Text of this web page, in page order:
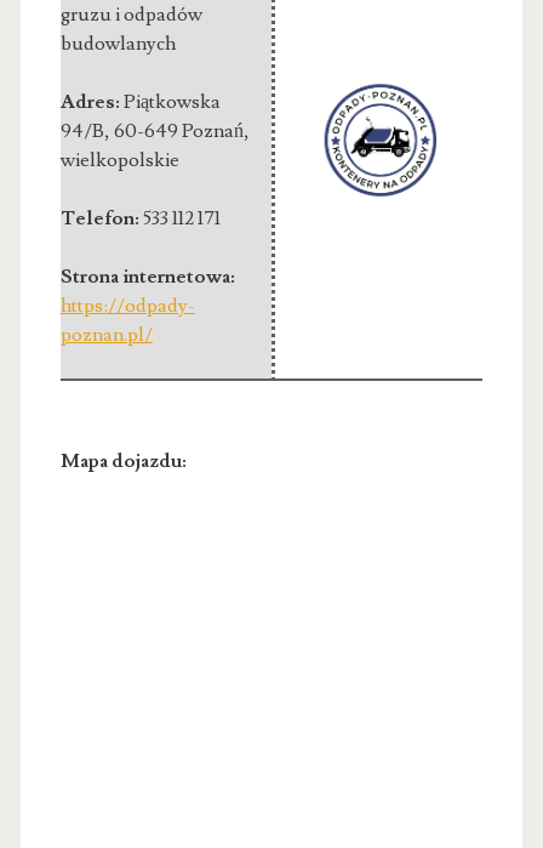
gruzu i odpadów
budowlanych
Adres: Piątkowska
94/B, 60-649 Poznań,
wielkopolskie
Telefon: 533 112 171
Strona internetowa:
https://odpady-
poznan.pl/
Mapa dojazdu: